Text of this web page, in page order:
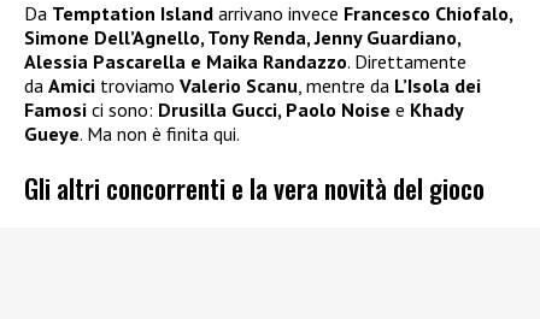
Da Temptation Island arrivano invece Francesco Chiofalo,
Simone Dell’Agnello, Tony Renda, Jenny Guardiano,
Alessia Pascarella e Maika Randazzo. Direttamente
da Amici troviamo Valerio Scanu, mentre da L’Isola dei
Famosi ci sono: Drusilla Gucci, Paolo Noise e Khady
Gueye. Ma non è finita qui.
Gli altri concorrenti e la vera novità del gioco